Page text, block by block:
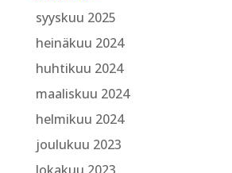
syyskuu 2025
heinäkuu 2024
huhtikuu 2024
maaliskuu 2024
helmikuu 2024
joulukuu 2023